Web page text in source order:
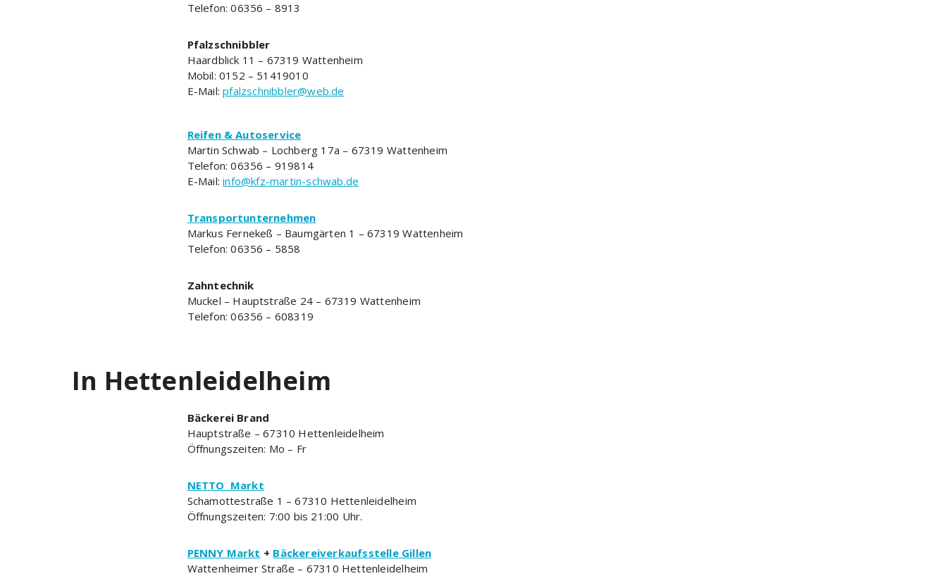
Telefon: 06356 – 8913
Pfalzschnibbler
Haardblick 11 – 67319 Wattenheim
Mobil: 0152 – 51419010
E-Mail:pfalzschnibbler@web.de
Reifen & Autoservice
Martin Schwab – Lochberg 17a – 67319 Wattenheim
Telefon: 06356 – 919814
E-Mail:info@kfz-martin-schwab.de
Transportunternehmen
Markus Fernekeß – Baumgärten 1 – 67319 Wattenheim
Telefon: 06356 – 5858
Zahntechnik
Muckel – Hauptstraße 24 – 67319 Wattenheim
Telefon: 06356 – 608319
In Hettenleidelheim
Bäckerei Brand
Hauptstraße – 67310 Hettenleidelheim
Öffnungszeiten: Mo – Fr
NETTO Markt
Schamottestraße 1 – 67310 Hettenleidelheim
Öffnungszeiten: 7:00 bis 21:00 Uhr.
PENNY Markt + Bäckereiverkaufsstelle Gillen
Wattenheimer Straße – 67310 Hettenleidelheim